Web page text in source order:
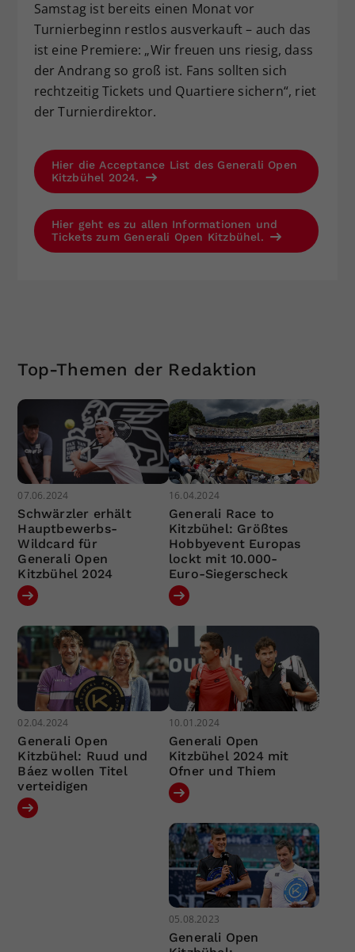
Samstag ist bereits einen Monat vor
Turnierbeginn restlos ausverkauft – auch das
ist eine Premiere: „Wir freuen uns riesig, dass
der Andrang so groß ist. Fans sollten sich
rechtzeitig Tickets und Quartiere sichern“, riet
der Turnierdirektor.
Hier die Acceptance List des Generali Open
Kitzbühel 2024.
Hier geht es zu allen Informationen und
Tickets zum Generali Open Kitzbühel.
Top-Themen der Redaktion
07.06.2024
Schwärzler erhält
Hauptbewerbs-
Wildcard für
Generali Open
Kitzbühel 2024
16.04.2024
Generali Race to
Kitzbühel: Größtes
Hobbyevent Europas
lockt mit 10.000-
Euro-Siegerscheck
02.04.2024
Generali Open
Kitzbühel: Ruud und
Báez wollen Titel
verteidigen
10.01.2024
Generali Open
Kitzbühel 2024 mit
Ofner und Thiem
05.08.2023
Generali Open